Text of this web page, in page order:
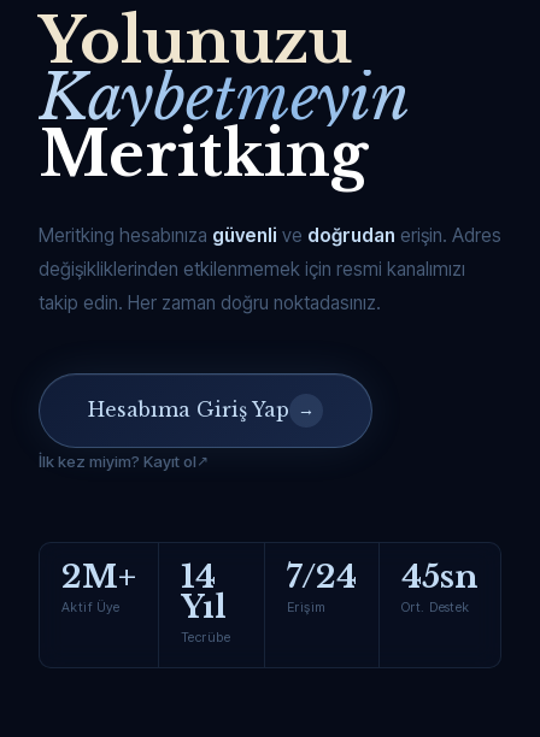
Yolunuzu
Kaybetmeyin
Meritking
Meritking hesabınıza güvenli ve doğrudan erişin. Adres
değişikliklerinden etkilenmemek için resmi kanalımızı
takip edin. Her zaman doğru noktadasınız.
Hesabıma Giriş Yap →
İlk kez miyim? Kayıt ol
2M+
Aktif Üye
14
Yıl
Tecrübe
7/24
Erişim
45sn
Ort. Destek